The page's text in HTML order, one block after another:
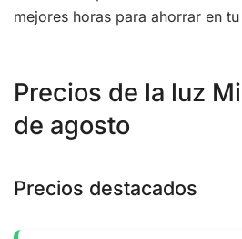
mejores horas para ahorrar en
Precios de la luz
de agosto
Precios destacados